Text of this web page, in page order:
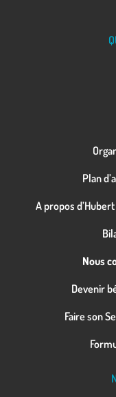
Plan
A propos
Nous
Devenir
Faire son